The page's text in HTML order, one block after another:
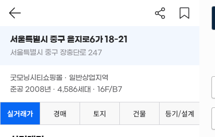
서울특별시 중구 을지로6가 18-21
서울특별시 중구 장충단로 247
굿모닝시티쇼핑몰 · 일반상업지역
준공 2008년 · 4,586세대 · 16F/B7
실거래가 경매 토지 건물 등기/설계